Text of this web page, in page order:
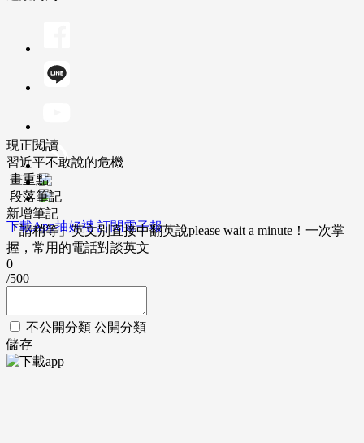
下載App抽好禮 訂閱電子報
現正閱讀
習近平不敢說的危機
畫重點
段落筆記
新增筆記
「請稍等」英文別直接中翻英說please wait a minute！一次掌
握，常用的電話對談英文
0
/500
不公開分類 公開分類
儲存